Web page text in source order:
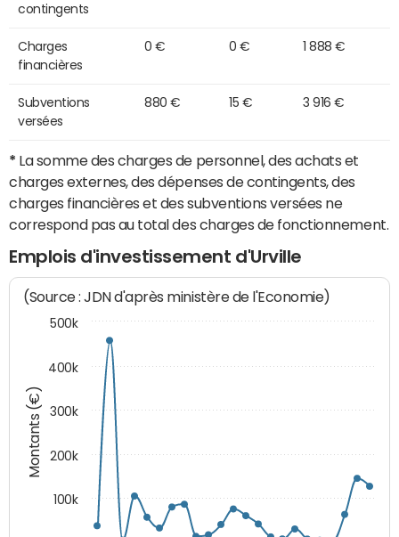
contingents
Charges
financières
0 € 0 € 1 888 €
Subventions
versées
880 € 15 € 3 916 €
* La somme des charges de personnel, des achats et
charges externes, des dépenses de contingents, des
charges financières et des subventions versées ne
correspond pas au total des charges de fonctionnement.
Emplois d'investissement d'Urville
Montants (€)
(Source : JDN d'après ministère de l'Economie)
100k
200k
300k
400k
500k